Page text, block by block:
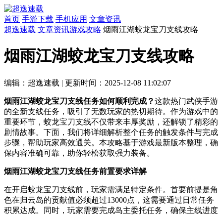
首页 手游下载 手机应用 文章资讯
超逸速载 文章资讯游戏攻略 烟雨江湖蛟龙宝刀支线攻略
烟雨江湖蛟龙宝刀支线攻略
编辑：超逸速载 | 更新时间：2025-12-08 11:02:07
烟雨江湖蛟龙宝刀支线任务如何顺利完成？这款热门武侠手游
的全新支线任务，吸引了无数玩家的热切期待。作为游戏中的
重要环节，蛟龙宝刀支线不仅带来丰厚奖励，还解锁了精彩的
剧情故事。下面，我们将详细解析整个任务的触发条件与完成
步骤，帮助玩家高效通关。本攻略基于游戏最新版本整理，确
保内容准确可靠，助你轻松获取强力装备。
烟雨江湖蛟龙宝刀支线任务前置要求详解
在开启蛟龙宝刀支线前，玩家需满足特定条件。首要前提是角
色在归云岛的贡献值必须超过13000点，这需要通过日常任务
积累达成。同时，玩家需要完成岛主委托任务，确保主线进度